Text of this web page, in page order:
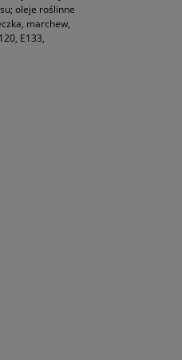
oleje roślinne
marchew,
E133,